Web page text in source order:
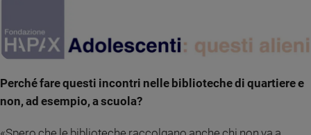
Perché fare questi incontri nelle biblioteche di quartiere e
non, ad esempio, a scuola?